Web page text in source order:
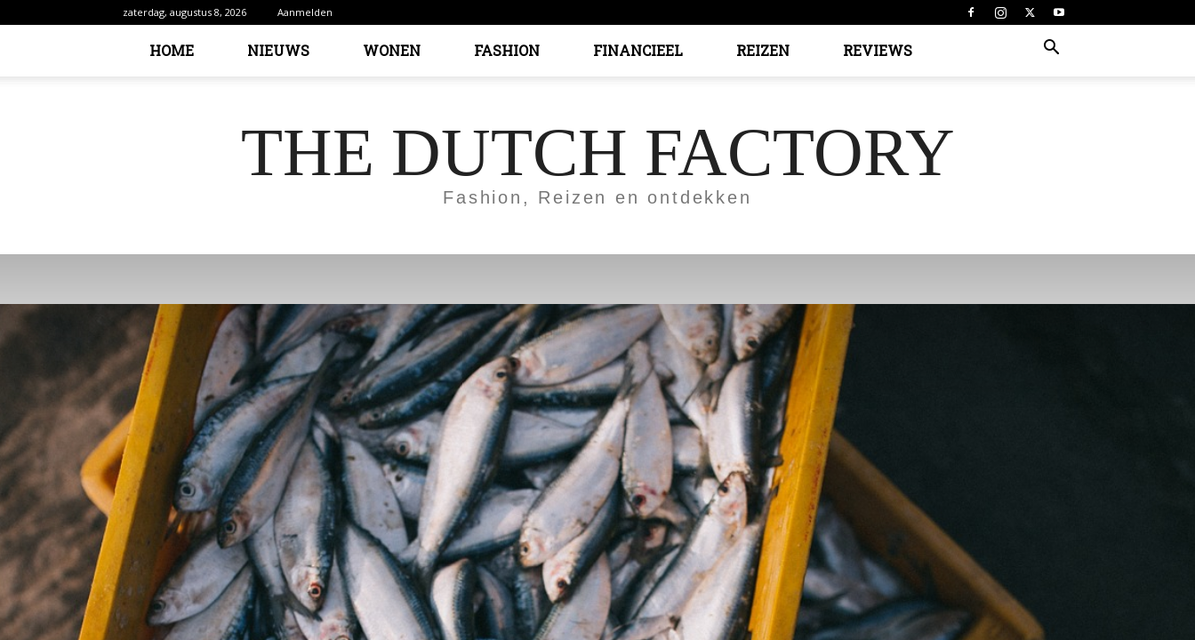
zaterdag, augustus 8, 2026 Aanmelden
HOME NIEUWS WONEN FASHION FINANCIEEL REIZEN REVIEWS
THE DUTCH FACTORY
Fashion, Reizen en ontdekken